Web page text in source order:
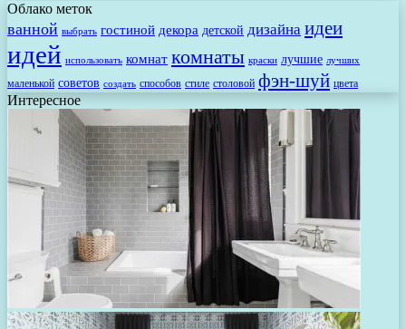
Облако меток
ванной выбрать гостиной декора детской дизайна идеи
идей использовать комнат комнаты краски лучшие лучших
маленькой советов создать способов стиле столовой фэн-шуй цвета
Интересное